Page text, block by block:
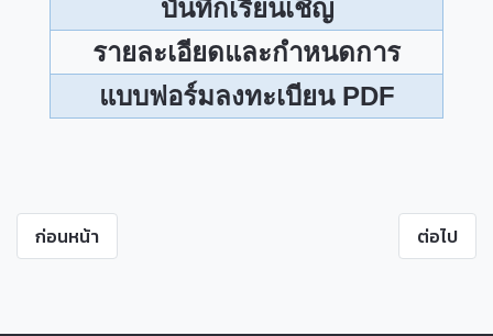
บันทึกเรียนเชิญ
รายละเอียดและกำหนดการ
แบบฟอร์มลงทะเบียน PDF
ก่อนหน้า ต่อไป